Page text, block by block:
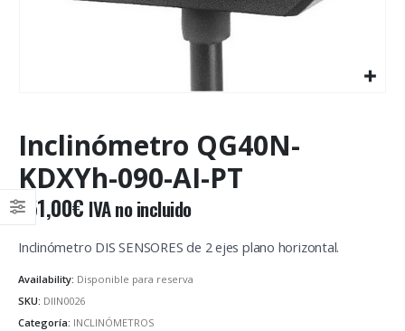
Inclinómetro QG40N-
KDXYh-090-AI-PT
151,00€ IVA no incluido
Inclinómetro DIS SENSORES de 2 ejes plano horizontal.
Availability: Disponible para reserva
SKU: DIIN0026
Categoría: INCLINÓMETROS